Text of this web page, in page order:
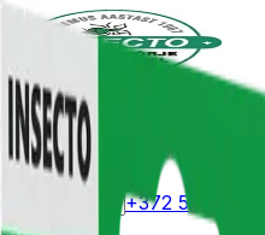
Вредители
Магазин
Для бизнеса
ЦеныКонтакты
+372 524 4142